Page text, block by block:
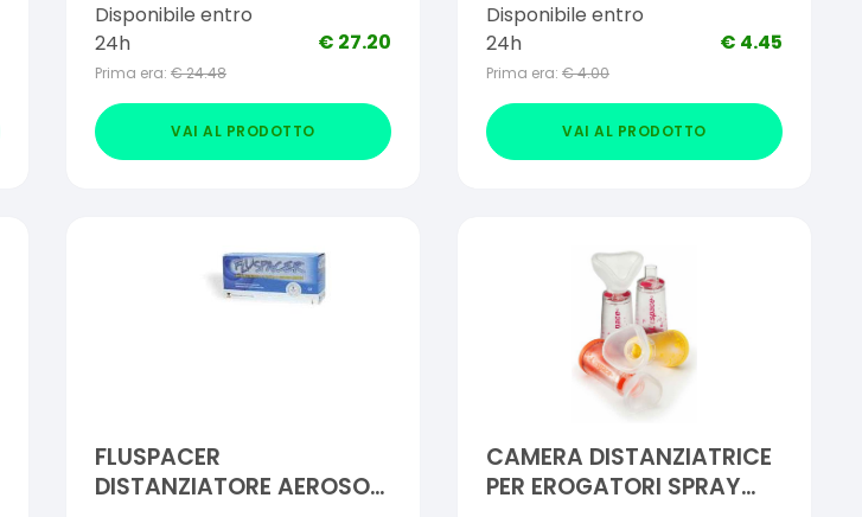
Disponibile entro
24h
Prima era: €24.48
€ 27.20
VAI AL PRODOTTO
Disponibile entro
24h
Prima era: €4.00
€ 4.45
VAI AL PRODOTTO
FLUSPACER
DISTANZIATORE AEROSOL
CAMERA DISTANZIATRICE
PER EROGATORI SPRAY